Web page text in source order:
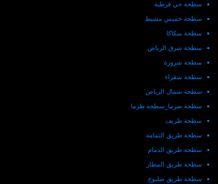
سطحة حي قرطبة
سطحة خميس مشيط
سطحة سكاكا
سطحة شرق الرياض
سطحة شرورة
سطحة شقراء
سطحة شمال الرياض
سطحة ضرما_سطحة ظرما
سطحة طريف
سطحة طريق الثمامة
سطحة طريق الدمام
سطحة طريق المطار
سطحة طريق صلبوخ